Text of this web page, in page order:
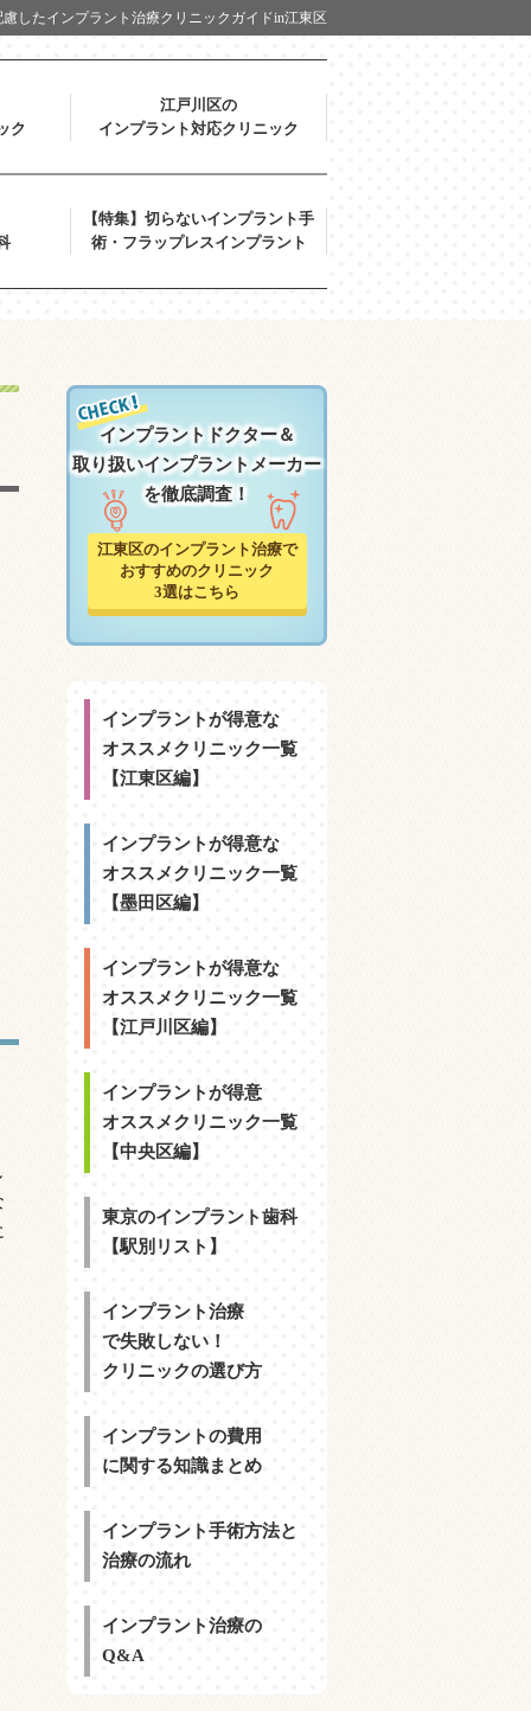
したインプラント治療クリニックガイドin江東区
ク
江戸川区の
インプラント対応クリニック
【特集】切らないインプラント手
術・フラップレスインプラント
インプラントドクター＆
取り扱いインプラントメーカー
を徹底調査！
江東区のインプラント治療で
おすすめのクリニック
3選はこちら
インプラントが得意な
オススメクリニック一覧
【江東区編】
インプラントが得意な
オススメクリニック一覧
【墨田区編】
インプラントが得意な
オススメクリニック一覧
【江戸川区編】
インプラントが得意
オススメクリニック一覧
【中央区編】
東京のインプラント歯科
【駅別リスト】
インプラント治療
で失敗しない！
クリニックの選び方
インプラントの費用
に関する知識まとめ
インプラント手術方法と
治療の流れ
インプラント治療の
Q&A